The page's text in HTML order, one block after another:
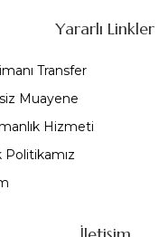
Yararlı Linkler
Transfer
Muayene
Hizmeti
Politikamız